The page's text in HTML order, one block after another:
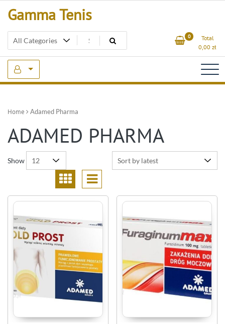
Gamma Tenis
0
Total
0,00 zł
Home Adamed Pharma
ADAMED PHARMA
Show